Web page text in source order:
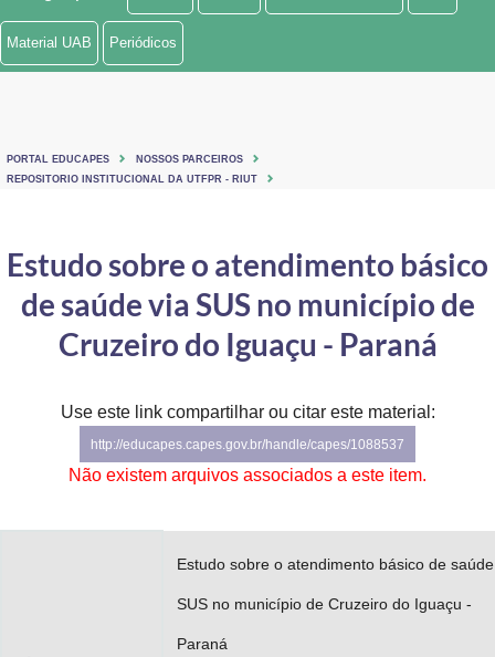
Ministério de Minas e Energia
Ministério do Turismo
Controladoria-Geral da União
Secretaria de Governo
Gabinete de Segurança Institucional
Material UAB Periódicos
PORTAL EDUCAPES
NOSSOS PARCEIROS
REPOSITORIO INSTITUCIONAL DA UTFPR - RIUT
Estudo sobre o atendimento básico
de saúde via SUS no município de
Cruzeiro do Iguaçu - Paraná
Use este link compartilhar ou citar este material:
http://educapes.capes.gov.br/handle/capes/1088537
Não existem arquivos associados a este item.
Estudo sobre o atendimento básico de
SUS no município de Cruzeiro do Iguaçu -
Paraná